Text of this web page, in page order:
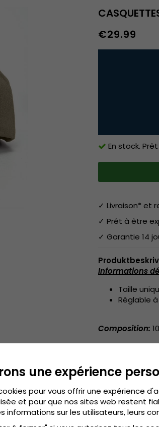
€29.99
En stock.
✓ Livraison* et
✓ Prêt à être
✓ Garantie 14
Informations
Taille
Réglable
Composition:
une expérience
pour vous offrir une expérience
et pour que nos sites web restent
informations sur les utilisateurs, leurs